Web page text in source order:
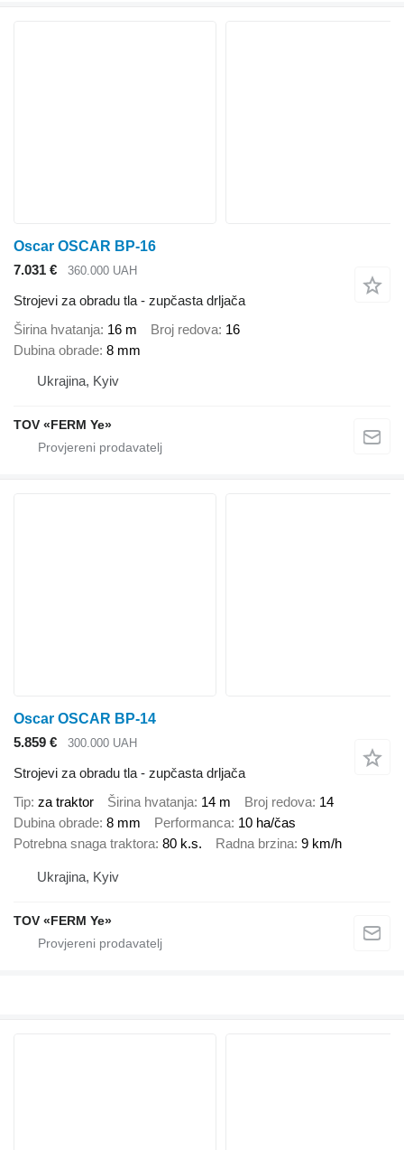
Oscar OSCAR BP-16
7.031 €
360.000 UAH
Strojevi za obradu tla - zupčasta drljača
Širina hvatanja 16 m Broj redova 16
Dubina obrade 8 mm
Ukrajina, Kyiv
TOV «FERM Ye»
Oscar OSCAR BP-14
5.859 €
300.000 UAH
Strojevi za obradu tla - zupčasta drljača
Tip za traktor Širina hvatanja 14 m Broj redova 14
Dubina obrade 8 mm Performanca 10 ha/čas
Potrebna snaga traktora 80 k.s. Radna brzina 9 km/h
Ukrajina, Kyiv
TOV «FERM Ye»